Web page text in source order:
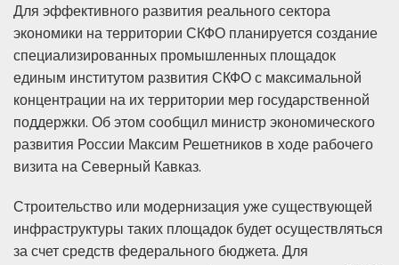
Для эффективного развития реального сектора
экономики на территории СКФО планируется создание
специализированных промышленных площадок
единым институтом развития СКФО с максимальной
концентрации на их территории мер государственной
поддержки. Об этом сообщил министр экономического
развития России Максим Решетников в ходе рабочего
визита на Северный Кавказ.
Строительство или модернизация уже существующей
инфраструктуры таких площадок будет осуществляться
за счет средств федерального бюджета. Для